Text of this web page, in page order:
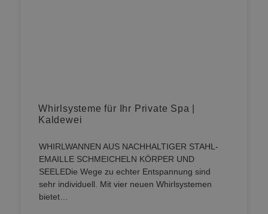
Whirlsysteme für Ihr Private Spa |
Kaldewei
WHIRLWANNEN AUS NACHHALTIGER STAHL-
EMAILLE SCHMEICHELN KÖRPER UND
SEELEDie Wege zu echter Entspannung sind
sehr individuell. Mit vier neuen Whirlsystemen
bietet…